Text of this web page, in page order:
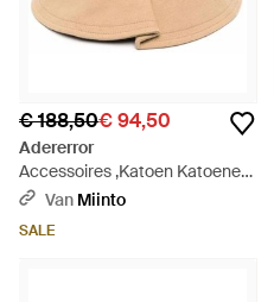
€ 188,50€ 94,50
Adererror
Accessoires ,Katoen Katoenen
Hoed Met Twee Kleuren -
Van Miinto
SALE